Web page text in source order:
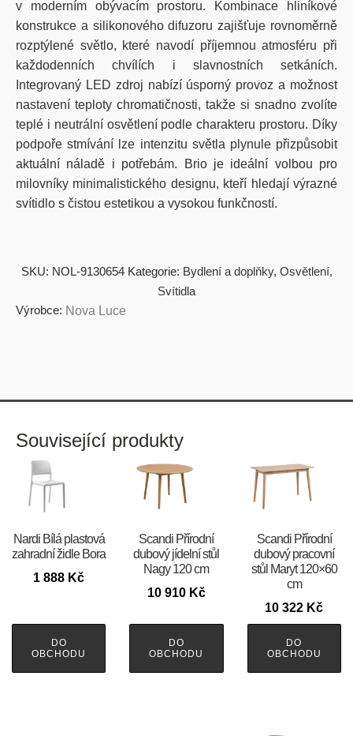
v moderním obývacím prostoru. Kombinace hliníkové
konstrukce a silikonového difuzoru zajišťuje rovnoměrně
rozptýlené světlo, které navodí příjemnou atmosféru při
každodenních chvílích i slavnostních setkáních.
Integrovaný LED zdroj nabízí úsporný provoz a možnost
nastavení teploty chromatičnosti, takže si snadno zvolíte
teplé i neutrální osvětlení podle charakteru prostoru. Díky
podpoře stmívání lze intenzitu světla plynule přizpůsobit
aktuální náladě i potřebám. Brio je ideální volbou pro
milovníky minimalistického designu, kteří hledají výrazné
svítidlo s čistou estetikou a vysokou funkčností.
SKU: NOL-9130654 Kategorie: Bydlení a doplňky, Osvětlení,
Svítidla
Výrobce: Nova Luce
Související produkty
Nardi Bílá plastová
zahradní židle Bora
1 888 Kč
DO
OBCHODU
Scandi Přírodní
dubový jídelní stůl
Nagy 120 cm
10 910 Kč
DO
OBCHODU
Scandi Přírodní
dubový pracovní
stůl Maryt 120×60
cm
10 322 Kč
DO
OBCHODU